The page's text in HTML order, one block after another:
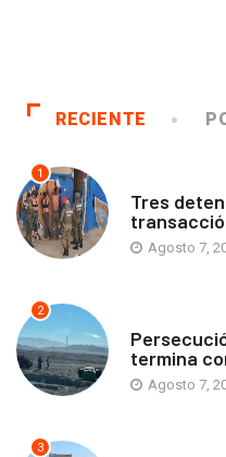
RECIENTE
1
Tres
Agosto 7,
2
termina
Agosto 7,
3